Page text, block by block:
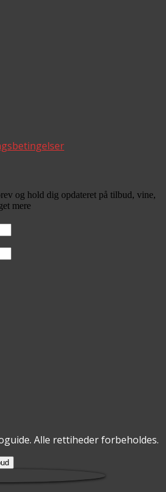
og hold dig opdateret på tilbud, vine,
mere
Alle rettiheder forbeholdes.